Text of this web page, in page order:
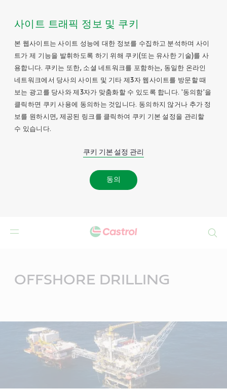
사이트 트래픽 정보 및 쿠키
본 웹사이트는 사이트 성능에 대한 정보를 수집하고 분석하며 사이
트가 제 기능을 발휘하도록 하기 위해 쿠키(또는 유사한 기술)를 사
용합니다. 쿠키는 또한, 소셜 네트워크를 포함하는, 동일한 온라인
네트워크에서 당사의 사이트 및 기타 제3자 웹사이트를 방문할 때
보는 광고를 당사와 제3자가 맞춤화할 수 있도록 합니다. '동의함'을
클릭하면 쿠키 사용에 동의하는 것입니다. 동의하지 않거나 추가 정
보를 원하시면, 제공된 링크를 클릭하여 쿠키 기본 설정을 관리할
수 있습니다.
쿠키 기본 설정 관리
동의
OFFSHORE DRILLING